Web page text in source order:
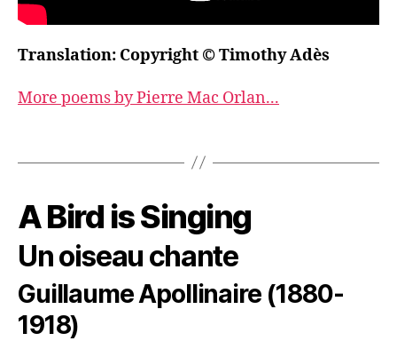
Translation: Copyright © Timothy Adès
More poems by Pierre Mac Orlan...
A Bird is Singing
Un oiseau chante
Guillaume Apollinaire (1880-
1918)